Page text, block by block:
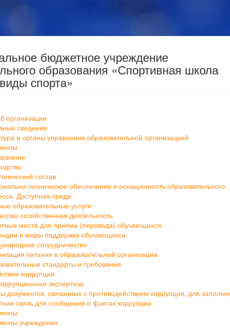
бюджетное учреждение
образования «Спортивная школа
спорта»
организации
сведения
и органы управления образовательной организацией
состав
техническое обеспечение и оснащенность образовательного
Доступная среда
образовательные услуги
хозяйственная деятельность
места для приема (перевода) обучающихся
и меры поддержки обучающихся
сотрудничество
питания в образовательной организации
стандарты и требования
коррупции
экспертиза
документов, связанных с противодействием коррупции, для
связь для сообщения о фактах коррупции
учреждения